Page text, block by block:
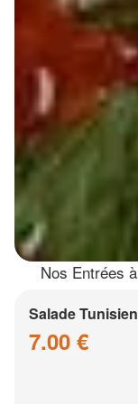
Nos Entrées
Salade
7.00 €